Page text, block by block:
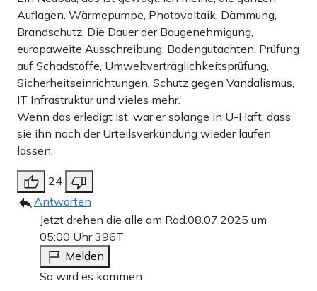
Auflagen. Wärmepumpe, Photovoltaik, Dämmung,
Brandschutz. Die Dauer der Baugenehmigung,
europaweite Ausschreibung, Bodengutachten, Prüfung
auf Schadstoffe, Umweltverträglichkeitsprüfung,
Sicherheitseinrichtungen, Schutz gegen Vandalismus,
IT Infrastruktur und vieles mehr.
Wenn das erledigt ist, war er solange in U-Haft, dass
sie ihn nach der Urteilsverkündung wieder laufen
lassen.
24
Antworten
Jetzt drehen die alle am Rad.08.07.2025 um
05:00 Uhr396T
Melden
So wird es kommen